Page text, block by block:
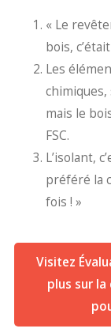
« Le
bois,
Les
chimiques,
mais le
FSC.
L’isolant,
préféré la
fois ! »
Visitez
plus sur